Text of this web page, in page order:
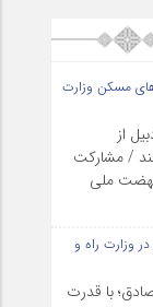
مسکن وزارت
از
/ مشارکت
ملی
وزارت راه و
با قدرت